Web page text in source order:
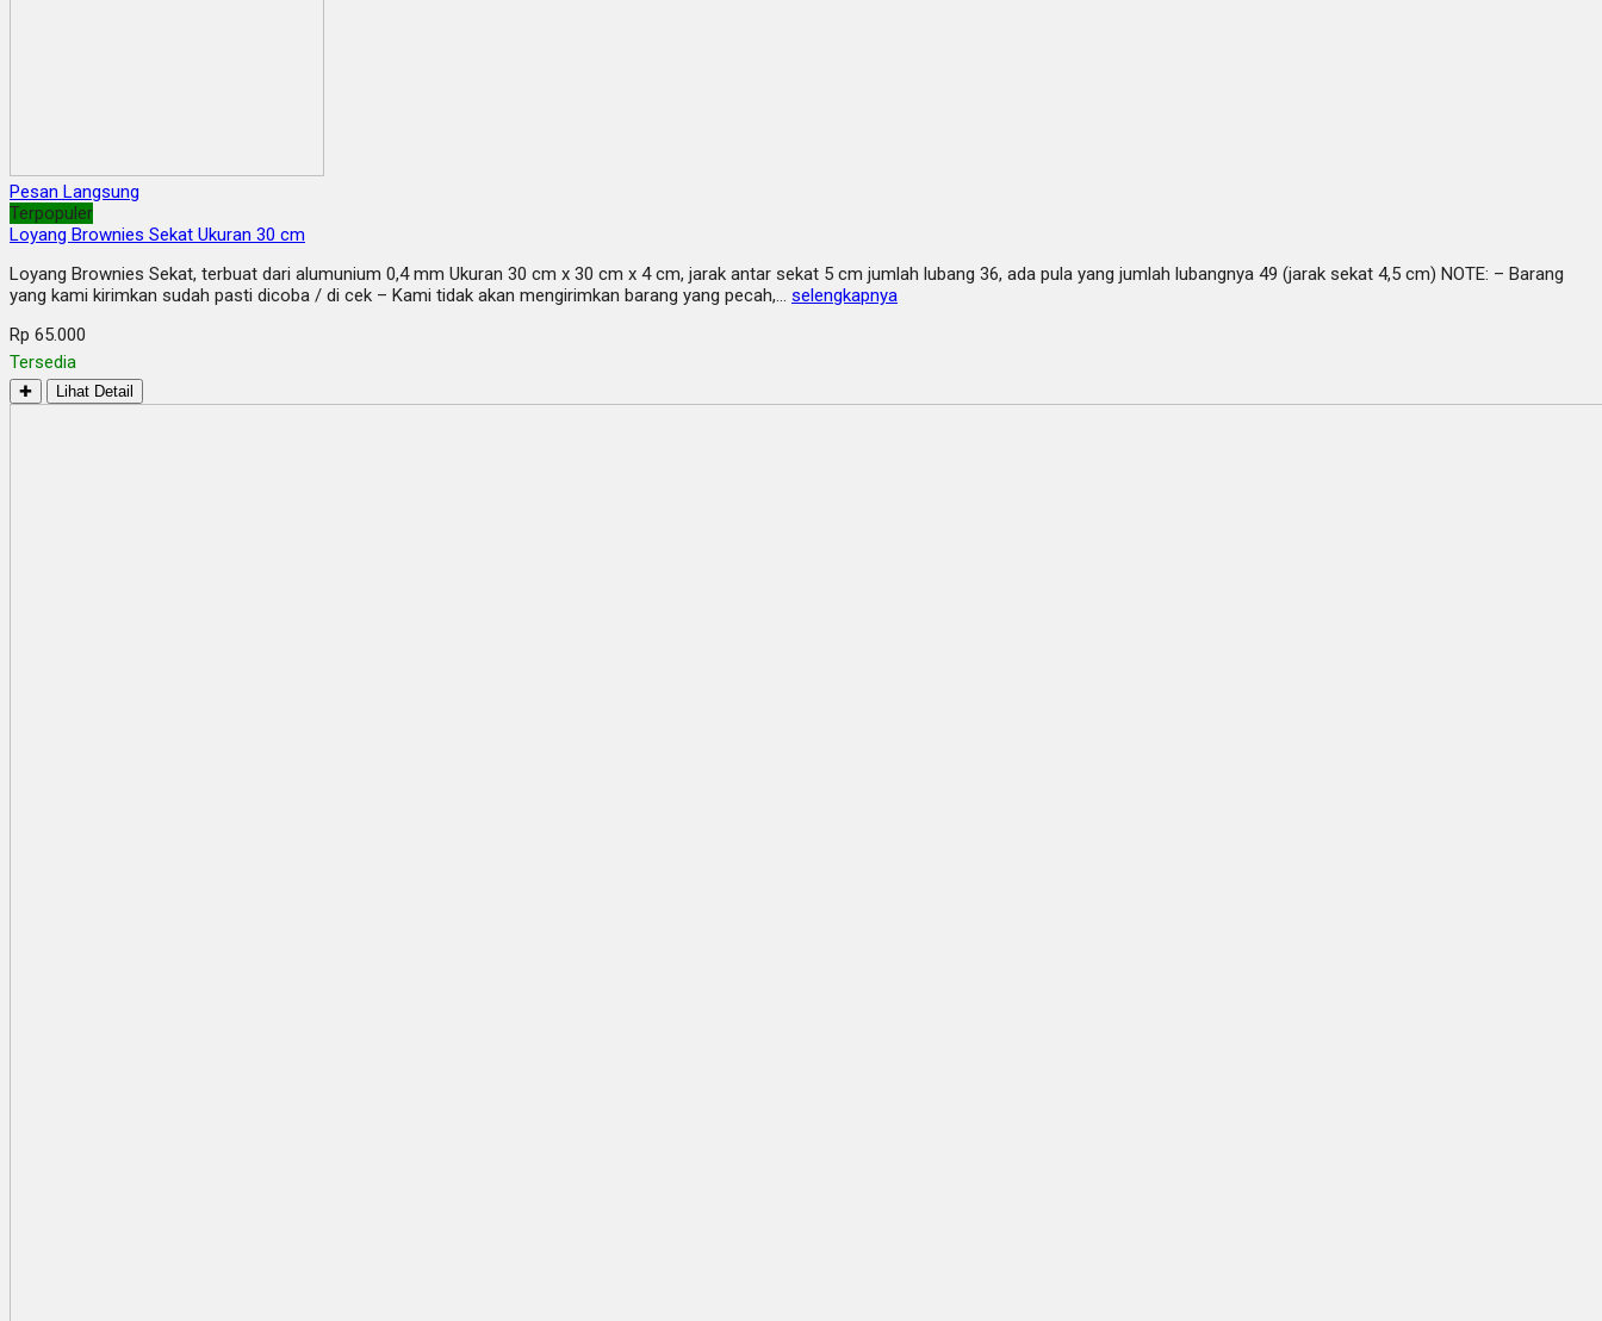
Pesan Langsung
Terpopuler
Loyang Brownies Sekat Ukuran 30 cm
Loyang Brownies Sekat, terbuat dari alumunium 0,4 mm Ukuran 30 cm x 30 cm x 4 cm, jarak antar sekat 5 cm jumlah lubang 36, ada pula yang jumlah lubangnya 49 (jarak sekat 4,5 cm) NOTE: – Barang
yang kami kirimkan sudah pasti dicoba / di cek – Kami tidak akan mengirimkan barang yang pecah,… selengkapnya
Rp 65.000
Tersedia
✚ Lihat Detail